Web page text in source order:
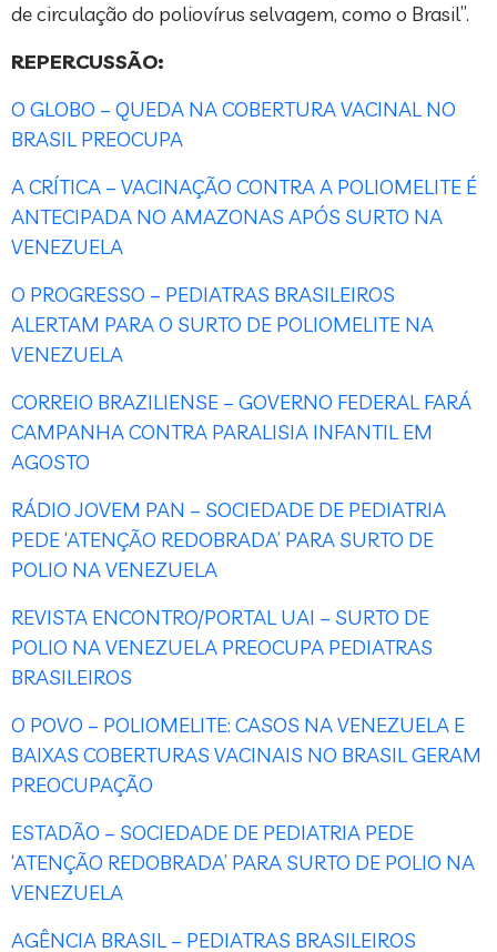
de circulação do poliovírus selvagem, como o Brasil”.
REPERCUSSÃO:
O GLOBO – QUEDA NA COBERTURA VACINAL NO
BRASIL PREOCUPA
A CRÍTICA – VACINAÇÃO CONTRA A POLIOMELITE É
ANTECIPADA NO AMAZONAS APÓS SURTO NA
VENEZUELA
O PROGRESSO – PEDIATRAS BRASILEIROS
ALERTAM PARA O SURTO DE POLIOMELITE NA
VENEZUELA
CORREIO BRAZILIENSE – GOVERNO FEDERAL FARÁ
CAMPANHA CONTRA PARALISIA INFANTIL EM
AGOSTO
RÁDIO JOVEM PAN – SOCIEDADE DE PEDIATRIA
PEDE ‘ATENÇÃO REDOBRADA’ PARA SURTO DE
POLIO NA VENEZUELA
REVISTA ENCONTRO/PORTAL UAI – SURTO DE
POLIO NA VENEZUELA PREOCUPA PEDIATRAS
BRASILEIROS
O POVO – POLIOMELITE: CASOS NA VENEZUELA E
BAIXAS COBERTURAS VACINAIS NO BRASIL GERAM
PREOCUPAÇÃO
ESTADÃO – SOCIEDADE DE PEDIATRIA PEDE
‘ATENÇÃO REDOBRADA’ PARA SURTO DE POLIO NA
VENEZUELA
AGÊNCIA BRASIL – PEDIATRAS BRASILEIROS